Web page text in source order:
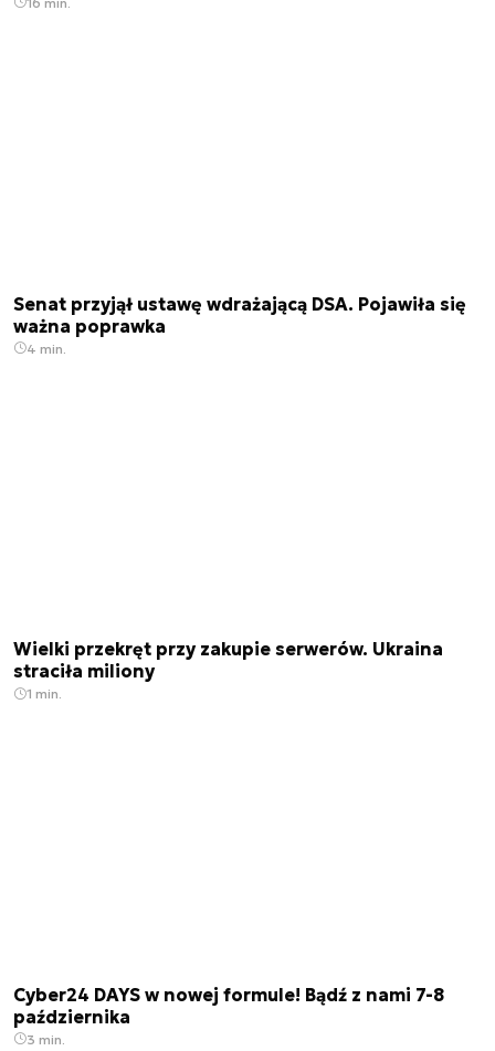
Senat przyjął ustawę wdrażającą DSA. Pojawiła się
ważna poprawka
4 min.
Wielki przekręt przy zakupie serwerów. Ukraina
straciła miliony
1 min.
Cyber24 DAYS w nowej formule! Bądź z nami 7-8
października
3 min.